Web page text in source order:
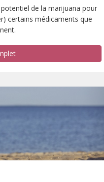
de la marijuana pour
certains médicaments que